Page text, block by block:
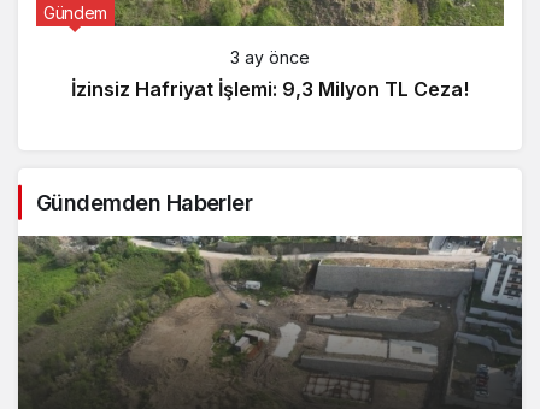
Gündem
3 ay önce
İzinsiz Hafriyat İşlemi: 9,3 Milyon TL Ceza!
Gündemden Haberler